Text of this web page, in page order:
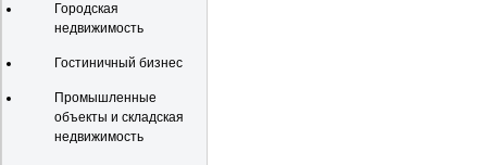
Городская
недвижимость
Гостиничный бизнес
Промышленные
объекты и складская
недвижимость